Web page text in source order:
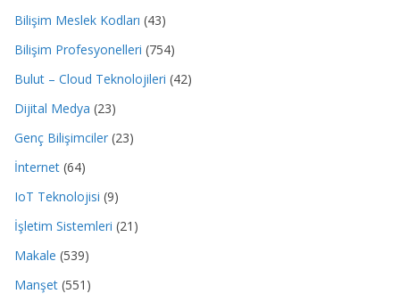
Bilişim Meslek Kodları (43)
Bilişim Profesyonelleri (754)
Bulut – Cloud Teknolojileri (42)
Dijital Medya (23)
Genç Bilişimciler (23)
İnternet (64)
IoT Teknolojisi (9)
İşletim Sistemleri (21)
Makale (539)
Manşet (551)